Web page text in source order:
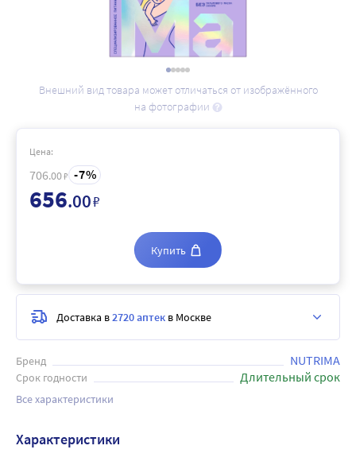
Внешний вид товара может отличаться от изображённого
на фотографии
Бренд NUTRIMA
Срок годности Длительный срок
Все характеристики
Цена:
706.00₽ 7
656.00₽
Купить
Доставка в2720 аптек в Москве
Характеристики